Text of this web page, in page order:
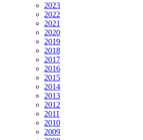
2023
2022
2021
2020
2019
2018
2017
2016
2015
2014
2013
2012
2011
2010
2009